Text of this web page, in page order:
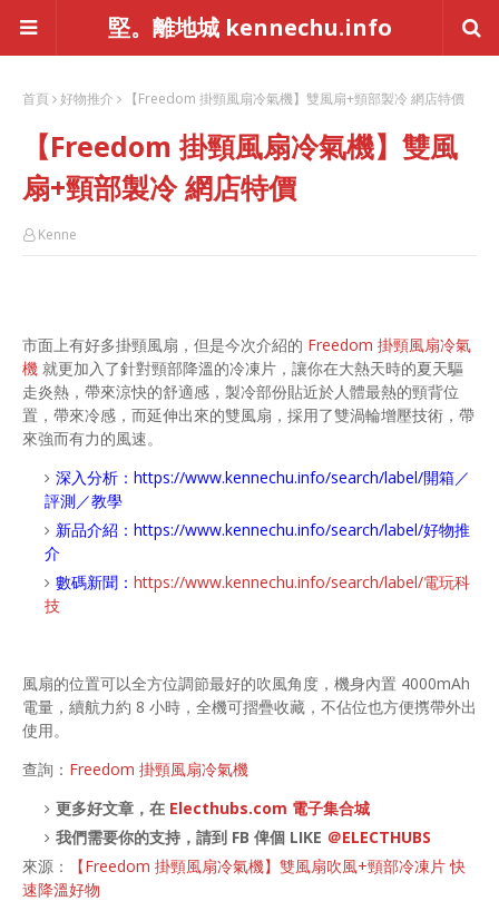
堅。離地城 kennechu.info
首頁 好物推介 【Freedom 掛頸風扇冷氣機】雙風扇+頸部製冷 網店特價
【Freedom 掛頸風扇冷氣機】雙風
扇+頸部製冷 網店特價
Kenne
市面上有好多掛頸風扇，但是今次介紹的 Freedom 掛頸風扇冷氣
機 就更加入了針對頸部降溫的冷凍片，讓你在大熱天時的夏天驅
走炎熱，帶來涼快的舒適感，製冷部份貼近於人體最熱的頸背位
置，帶來冷感，而延伸出來的雙風扇，採用了雙渦輪增壓技術，帶
來強而有力的風速。
深入分析： https://www.kennechu.info/search/label/開箱／
評測／教學
新品介紹： https://www.kennechu.info/search/label/好物推
介
數碼新聞： https://www.kennechu.info/search/label/電玩科
技
風扇的位置可以全方位調節最好的吹風角度，機身內置 4000mAh
電量，續航力約 8 小時，全機可摺疊收藏，不佔位也方便㩗帶外出
使用。
查詢： Freedom 掛頸風扇冷氣機
更多好文章，在 Electhubs.com 電子集合城
我們需要你的支持，請到 FB 俾個 LIKE ＠ELECTHUBS
來源：
【Freedom 掛頸風扇冷氣機】雙風扇吹風+頸部冷凍片 快
速降溫好物